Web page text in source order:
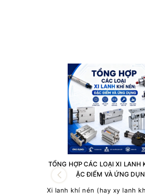
TỔNG HỢP CÁC LOẠI XI LANH
ẶC ĐIỂM VÀ ỨNG
Xi lanh khí nén (hay xy lanh